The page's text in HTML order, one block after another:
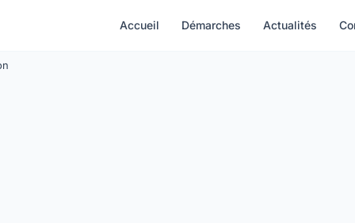
Accueil Démarches Actualités